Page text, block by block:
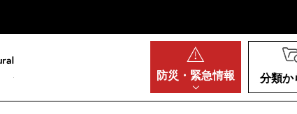
防災・ 緊急情報 分類か